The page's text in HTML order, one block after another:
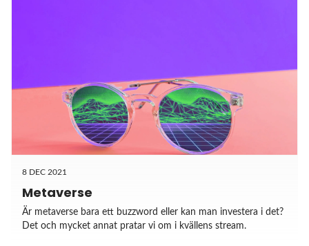
8 DEC 2021
Metaverse
Är metaverse bara ett buzzword eller kan man investera i det?
Det och mycket annat pratar vi om i kvällens stream.